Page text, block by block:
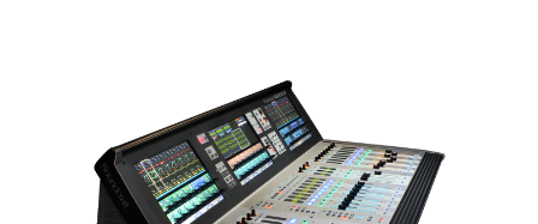
Lingua/Regione